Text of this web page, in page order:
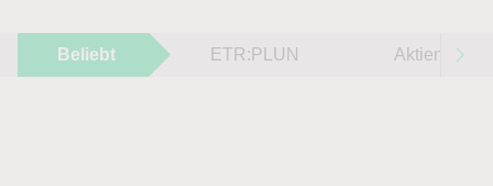
Beliebt ETR:PLUN Aktien im